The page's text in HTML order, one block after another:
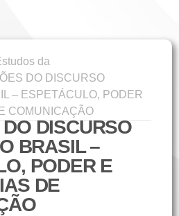
da
DO DISCURSO
– ESPETÁCULO, PODER
COMUNICAÇÃO
DISCURSO
BRASIL –
PODER E
DE